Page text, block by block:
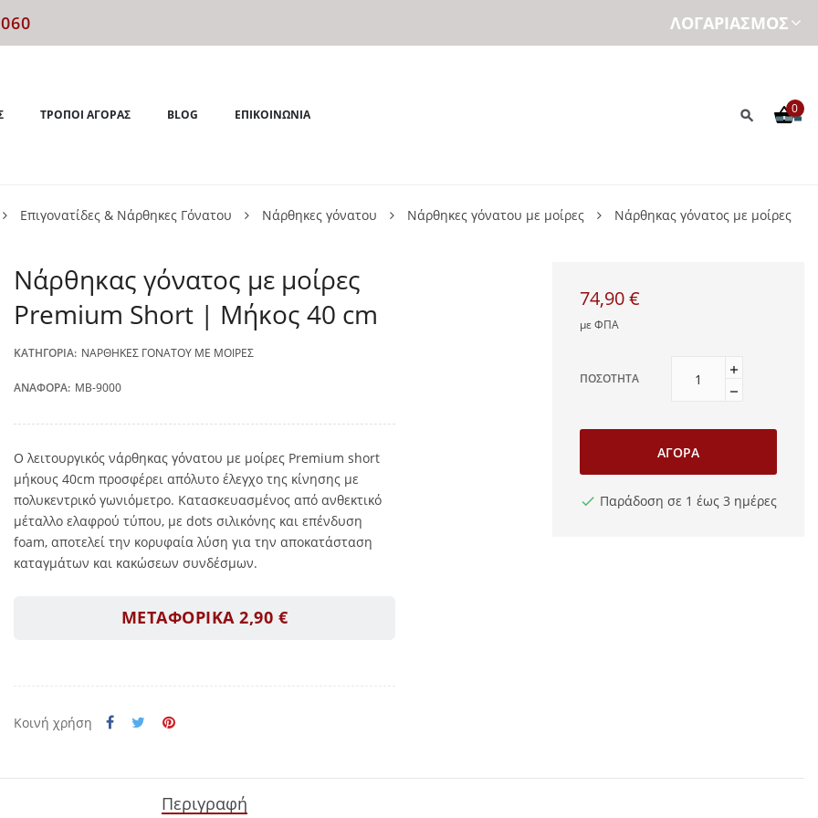
ΛΟΓΑΡΙΑΣΜΌΣ
ΤΡΌΠΟΙ ΑΓΟΡΆΣ BLOG ΕΠΙΚΟΙΝΩΝΊΑ 0
Επιγονατίδες & Νάρθηκες Γόνατου Νάρθηκες γόνατου Νάρθηκες γόνατου με μοίρες Νάρθηκας γόνατος με μοίρες
Νάρθηκας γόνατος με μοίρες
Premium Short | Μήκος 40 cm
ΚΑΤΗΓΟΡΊΑ: ΝΆΡΘΗΚΕΣ ΓΌΝΑΤΟΥ ΜΕ ΜΟΊΡΕΣ
ΑΝΑΦΟΡΆ: MB-9000
Ο λειτουργικός νάρθηκας γόνατου με μοίρες Premium short
μήκους 40cm προσφέρει απόλυτο έλεγχο της κίνησης με
πολυκεντρικό γωνιόμετρο. Κατασκευασμένος από ανθεκτικό
μέταλλο ελαφρού τύπου, με dots σιλικόνης και επένδυση
foam, αποτελεί την κορυφαία λύση για την αποκατάσταση
καταγμάτων και κακώσεων συνδέσμων.
ΜΕΤΑΦΟΡΙΚΑ 2,90 €
Κοινή χρήση
74,90 €
με ΦΠΑ
ΠΟΣΌΤΗΤΑ
ΑΓΟΡΆ
Παράδοση σε 1 έως 3 ημέρες
Περιγραφή